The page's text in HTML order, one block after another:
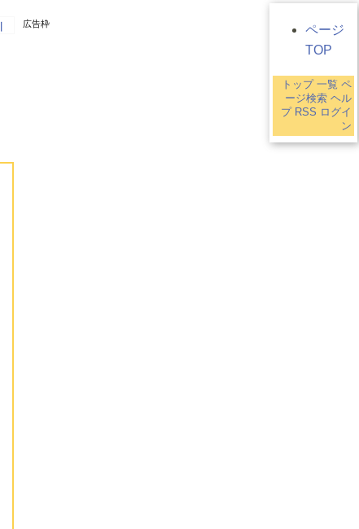
広告枠
ページ
TOP
トップ 一覧 ペ
ージ検索 ヘル
プ RSS ログイ
ン